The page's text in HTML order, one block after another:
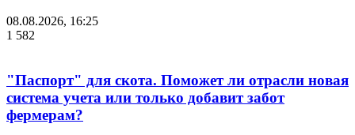
08.08.2026, 16:25
1 582
"Паспорт" для скота. Поможет ли отрасли новая
система учета или только добавит забот
фермерам?